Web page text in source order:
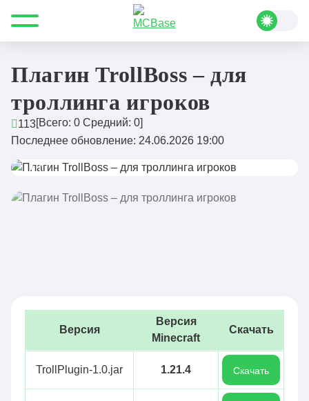
Все для Minecraft Плагины Донат и магазин
Плагин TrollBoss – для
троллинга игроков
113[Всего: 0 Средний: 0]
Последнее обновление: 24.06.2026 19:00
Версия
Версия
Minecraft
Скачать
TrollPlugin-1.0.jar 1.21.4 Скачать